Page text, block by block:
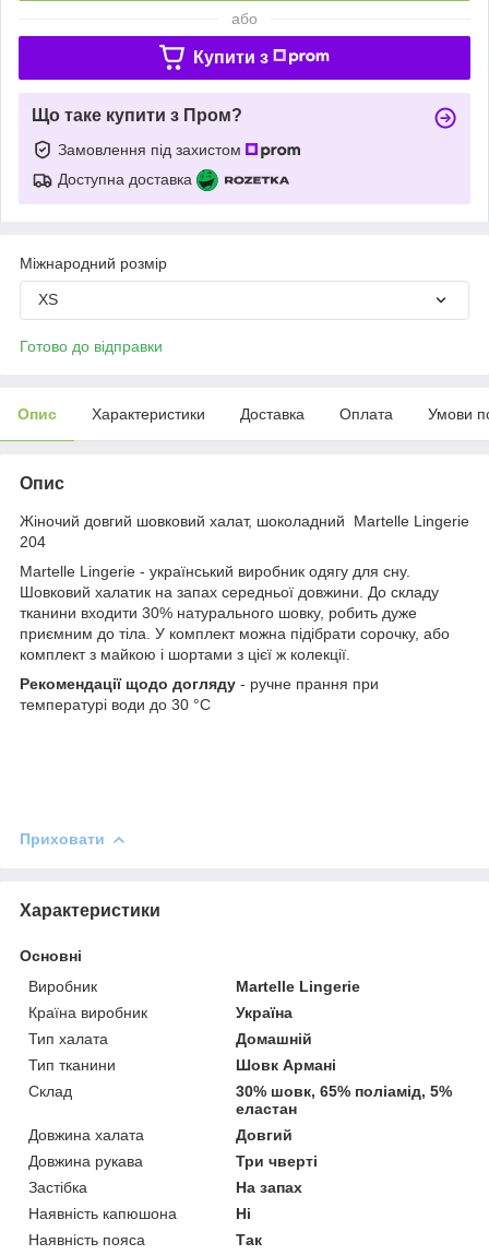
або
Купити з
Що таке купити з Пром?
Замовлення під захистом
Доступна доставка
Міжнародний розмір
XS
Готово до відправки
Опис Характеристики Доставка Оплата Умови
Опис
Жіночий довгий шовковий халат, шоколадний Martelle Lingerie
204
Martelle Lingerie - український виробник одягу для сну.
Шовковий халатик на запах середньої довжини. До складу
тканини входити 30% натурального шовку, робить дуже
приємним до тіла. У комплект можна підібрати сорочку, або
комплект з майкою і шортами з цієї ж колекції.
Рекомендації щодо догляду - ручне прання при
температурі води до 30 °C
Приховати
Характеристики
Основні
Виробник
Martelle Lingerie
Країна виробник
Україна
Тип халата
Домашній
Тип тканини
Шовк Армані
Склад
30% шовк, 65% поліамід, 5%
еластан
Довжина халата
Довгий
Довжина рукава
Три чверті
Застібка
На запах
Наявність капюшона
Ні
Наявність пояса
Так